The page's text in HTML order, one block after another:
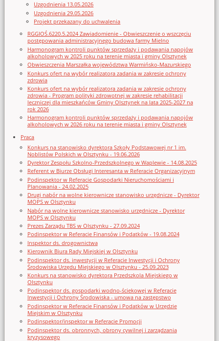
Uzgodnienia 13.05.2026
Uzgodnienia 29.05.2026
Projekt przekazany do uchwalenia
RGGIOŚ.6220.5.2024 Zawiadomienie - Obwieszczenie o wszczęciu
postępowania administracyjnego budowa farmy Mielno
Harmonogram kontroli punktów sprzedaży i podawania napojów
alkoholowych w 2025 roku na terenie miasta i gminy Olsztynek
Obwieszczenia Marszałka województwa Warmińsko-Mazurskiego
Konkurs ofert na wybór realizatora zadania w zakresie ochrony
zdrowia
Konkurs ofert na wybór realizatora zadania w zakresie ochrony
zdrowia - Program polityki zdrowotnej w zakresie rehabilitacji
leczniczej dla mieszkańców Gminy Olsztynek na lata 2025-2027 na
rok 2026
Harmonogram kontroli punktów sprzedaży i podawania napojów
alkoholowych w 2026 roku na terenie miasta i gminy Olsztynek
Praca
Konkurs na stanowisko dyrektora Szkoły Podstawowej nr 1 im.
Noblistów Polskich w Olsztynku - 19.06.2026
Dyrektor Zespołu Szkolno-Przedszkolnego w Waplewie - 14.08.2025
Referent w Biurze Obsługi Interesanta w Referacie Organizacyjnym
Podinspektor w Referacie Gospodarki Nieruchomościami i
Planowania - 24.02.2025
Drugi nabór na wolne kierownicze stanowisko urzędnicze - Dyrektor
MOPS w Olsztynku
Nabór na wolne kierownicze stanowisko urzędnicze - Dyrektor
MOPS w Olsztynku
Prezes Zarządu TBS w Olsztynku - 27.09.2024
Podinspektor w Referacie Finansów i Podatków - 19.08.2024
Inspektor ds. drogownictwa
Kierownik Biura Rady Miejskiej w Olsztynku
Podinspektor ds. inwestycji w Referacie Inwestycji i Ochrony
Środowiska Urzędu Miejskiego w Olsztynku - 25.09.2023
Konkurs na stanowisko dyrektora Przedszkola Miejskiego w
Olsztynku
Podinspektor ds. gospodarki wodno-ściekowej w Referacie
Inwestycji i Ochrony Środowiska - umowa na zastępstwo
Podinspektor w Referacie Finansów i Podatków w Urzędzie
Miejskim w Olsztynku
Podinspektor/inspektor w Referacie Promocji
Podinspektor ds. obronnych, obrony cywilnej i zarządzania
kryzysowego